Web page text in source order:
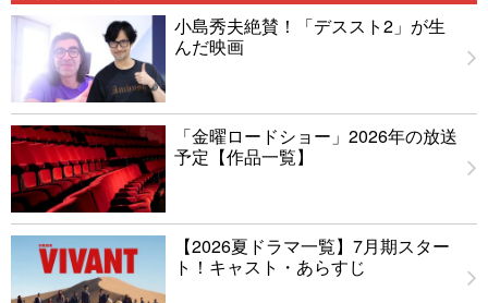
小島秀夫絶賛！「デススト2」が生
んだ映画
「金曜ロードショー」2026年の放送
予定【作品一覧】
【2026夏ドラマ一覧】7月期スター
ト！キャスト・あらすじ